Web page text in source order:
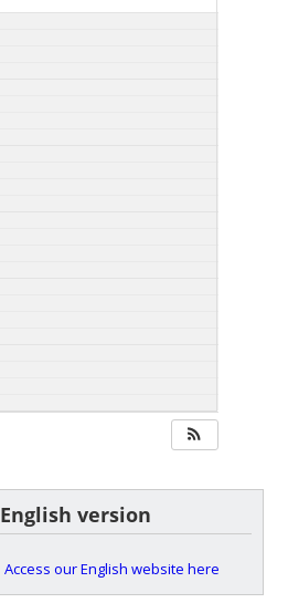
English version
Access our English website here